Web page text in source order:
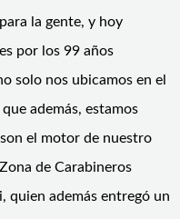
la gente, y hoy
por los 99 años
solo nos ubicamos en el
además, estamos
el motor de nuestro
de Carabineros
quien además entregó un